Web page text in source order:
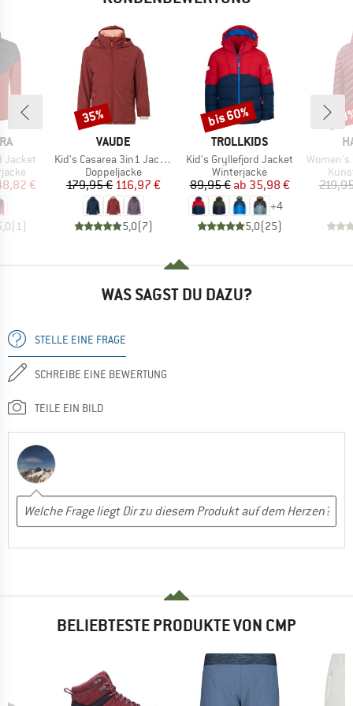
Jacket
Preis
€
(1)
MARKE
VAUDE
Artikel
Kid's Casarea 3in1 Jacket II
Produktgruppe
Doppeljacke
Preis
179,95 €reduzierter Preis
116,97 €
5,0(7)
Rabatt
35%
MARKE
TROLLKIDS
Artikel
Kid's Gryllefjord Jacket
Produktgruppe
Winterjacke
Preis
89,95 € reduzierter Preis
ab 35,98 €
+4
5,0(25)
Rabatt
bis 60%
Artikel
Women's
WAS SAGST DU DAZU?
STELLE EINE FRAGE
SCHREIBE EINE BEWERTUNG
TEILE EIN BILD
BELIEBTESTE PRODUKTE VON CMP